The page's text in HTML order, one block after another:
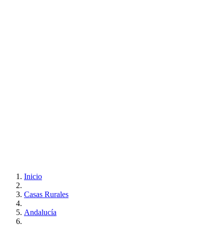
Inicio
Casas Rurales
Andalucía